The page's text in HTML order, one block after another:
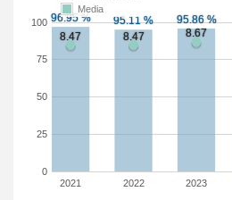
2021 2022 2023
0
25
50
75
100
Media